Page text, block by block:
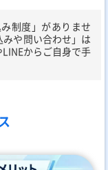
制度」がありませ
や問い合わせ」は
からご自身で手